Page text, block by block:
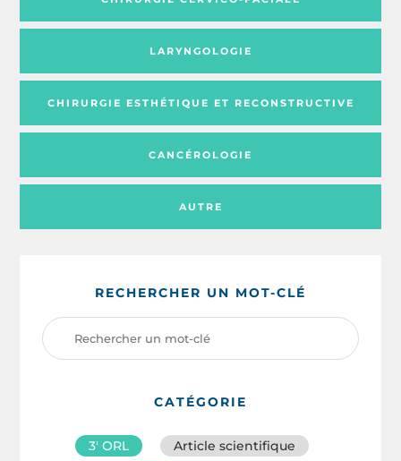
AUTRE
LARYNGOLOGIE
CHIRURGIE ESTHÉTIQUE ET RECONSTRUCTIVE
CANCÉROLOGIE
RECHERCHER UN MOT-CLÉ
CATÉGORIE
3′ ORL
Article scientifique